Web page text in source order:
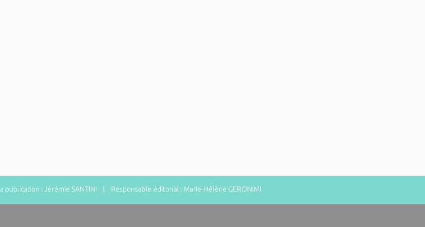
: Jérémie SANTINI | Responsable éditorial : Marie-Hélène GERONIMI